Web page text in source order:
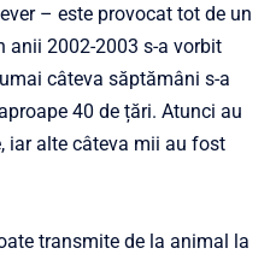
– este provocat tot de un
anii 2002-2003 s-a vorbit
câteva săptămâni s-a
40 de țări. Atunci au
iar alte câteva mii au fost
transmite de la animal la